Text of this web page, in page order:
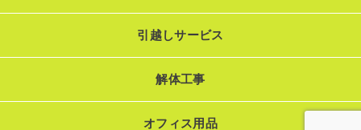
引越しサービス
解体工事
オフィス用品